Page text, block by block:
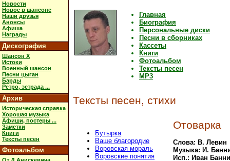
Новости
Новое в шансоне
Наши друзья
Анонсы
Афиша
Награды
Дискография
Шансон X
Истоки
Военный шансон
Песни цыган
Барды
Ретро, эстрада ...
Архив
Историческая справка
Хорошая музыка
Афиши, постеры ...
Заметки
Книги
Тексты песен
Фотоальбом
Главная
Биография
Персональные диски
Песни в сборниках
Кассеты
Книги
Фотоальбом
Тексты песен
MP3
Тексты песен, стихи
Бутырка
Ваше благородие
Воровская мораль
Воровские понятия
Отоварка
Слова: В. Левин
Музыка: И.
Исп.: Иван